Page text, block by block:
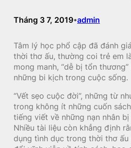
Tháng 3 7, 2019•admin
Tâm lý học phổ cập đã đánh
thời thơ ấu, thường coi trẻ em
mong manh, “dễ bị tổn
những bi kịch trong cuộc sống.
“Vết sẹo cuộc đời”, những từ
trong không ít những cuốn
tiếng viết về những nạn nhân
Nhiều tài liệu còn khẳng định
dụng tình dục trong thời thơ ấu